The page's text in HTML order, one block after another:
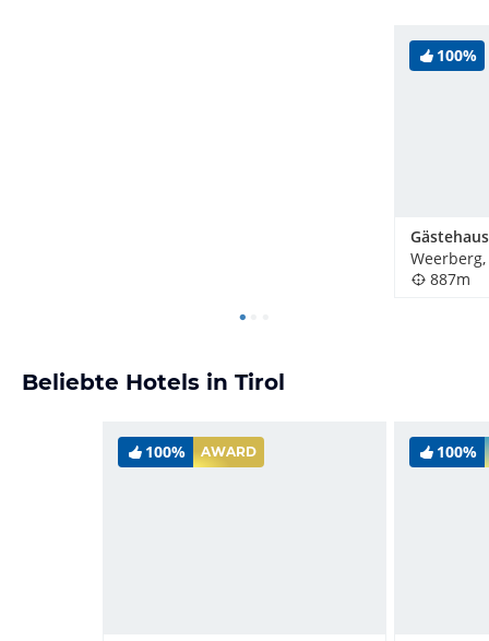
100%
887m
Beliebte Hotels in Tirol
100% AWARD 100%